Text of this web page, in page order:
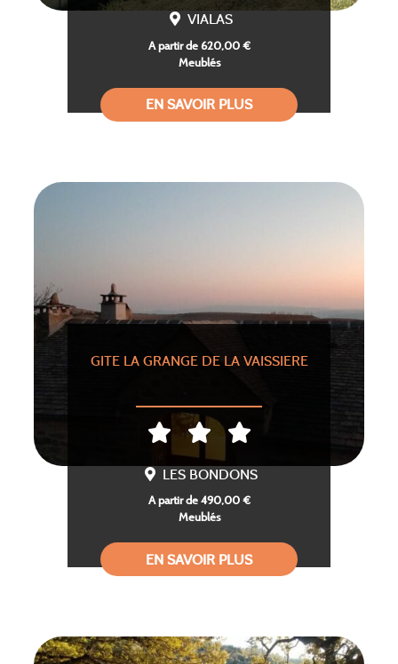
VIALAS
A partir de 620,00 €
Meublés
EN SAVOIR PLUS
GITE LA GRANGE DE LA VAISSIERE
LES BONDONS
A partir de 490,00 €
Meublés
EN SAVOIR PLUS